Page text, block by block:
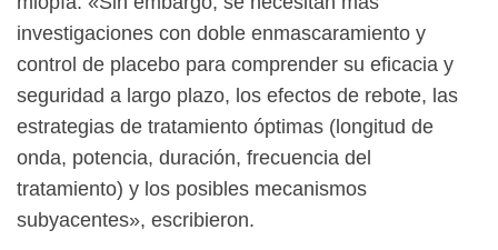
investigaciones con doble enmascaramiento y
control de placebo para comprender su eficacia y
seguridad a largo plazo, los efectos de rebote, las
estrategias de tratamiento óptimas (longitud de
onda, potencia, duración, frecuencia del
tratamiento) y los posibles mecanismos
subyacentes», escribieron.